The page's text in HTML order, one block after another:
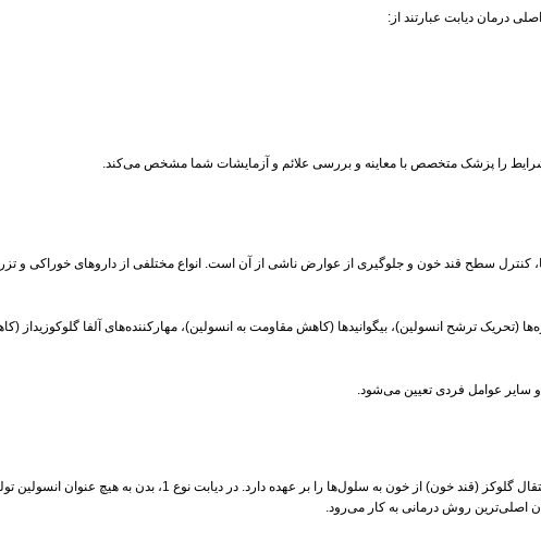
درمان دیابت عبارتند از:
شرایط را پزشک متخصص با معاینه و بررسی علائم و آزمایشات شما مشخص می‌کند.
کنترل سطح قند خون و جلوگیری از عوارض ناشی از آن است. انواع مختلفی از داروهای خوراکی و
مانند سولفونیل اوره‌ها (تحریک ترشح انسولین)، بیگوانیدها (کاهش مقاومت به انسولین)، مهارکننده‌های آلفا
سایر عوامل فردی تعیین می‌شود.
اصلی‌ترین روش درمانی به کار می‌رود.